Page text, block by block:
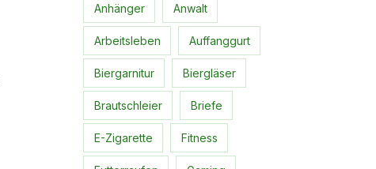
Anhänger Anwalt
Arbeitsleben Auffanggurt
Biergarnitur Biergläser
Brautschleier Briefe
E-Zigarette Fitness